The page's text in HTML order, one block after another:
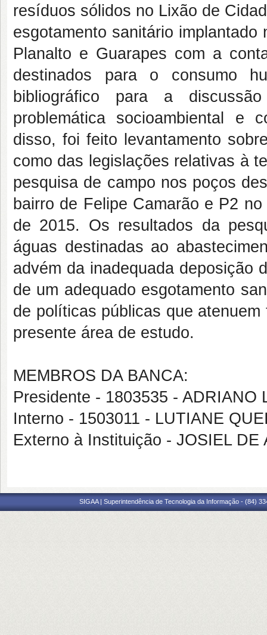
resíduos sólidos no Lixão de
esgotamento sanitário
Planalto e Guarapes com a
destinados para o consumo
bibliográfico para a
problemática socioambiental e
disso, foi feito levantamento
como das legislações relativas à
pesquisa de campo nos poços
bairro de Felipe Camarão e P2
de 2015. Os resultados da
águas destinadas ao
advém da inadequada deposição
de um adequado esgotamento
de políticas públicas que
presente área de estudo.
MEMBROS DA BANCA:
Presidente - 1803535 - ADRIANO
Interno - 1503011 - LUTIANE
Externo à Instituição - JOSIEL
SIGAA | Superintendência de Tecnologia da Informação - (84)